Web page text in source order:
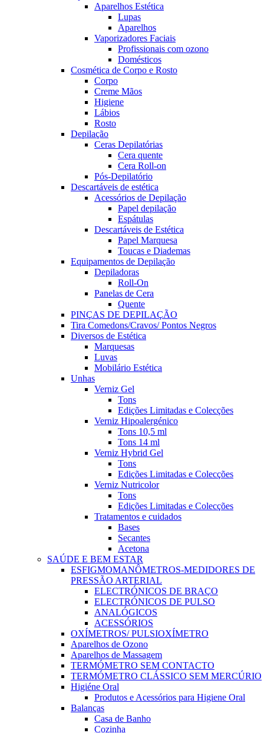
Aparelhos Estética
Lupas
Aparelhos
Vaporizadores Faciais
Profissionais com ozono
Domésticos
Cosmética de Corpo e Rosto
Corpo
Creme Mãos
Higiene
Lábios
Rosto
Depilação
Ceras Depilatórias
Cera quente
Cera Roll-on
Pós-Depilatório
Descartáveis de estética
Acessórios de Depilação
Papel depilação
Espátulas
Descartáveis de Estética
Papel Marquesa
Toucas e Diademas
Equipamentos de Depilação
Depiladoras
Roll-On
Panelas de Cera
Quente
PINÇAS DE DEPILAÇÃO
Tira Comedons/Cravos/ Pontos Negros
Diversos de Estética
Marquesas
Luvas
Mobilário Estética
Unhas
Verniz Gel
Tons
Edições Limitadas e Colecções
Verniz Hipoalergénico
Tons 10,5 ml
Tons 14 ml
Verniz Hybrid Gel
Tons
Edições Limitadas e Colecções
Verniz Nutricolor
Tons
Edições Limitadas e Colecções
Tratamentos e cuidados
Bases
Secantes
Acetona
SAÚDE E BEM ESTAR
ESFIGMOMANÔMETROS-MEDIDORES DE
PRESSÃO ARTERIAL
ELECTRÓNICOS DE BRAÇO
ELECTRÓNICOS DE PULSO
ANALÓGICOS
ACESSÓRIOS
OXÍMETROS/ PULSIOXÍMETRO
Aparelhos de Ozono
Aparelhos de Massagem
TERMÓMETRO SEM CONTACTO
TERMÓMETRO CLÁSSICO SEM MERCÚRIO
Higiéne Oral
Produtos e Acessórios para Higiene Oral
Balanças
Casa de Banho
Cozinha